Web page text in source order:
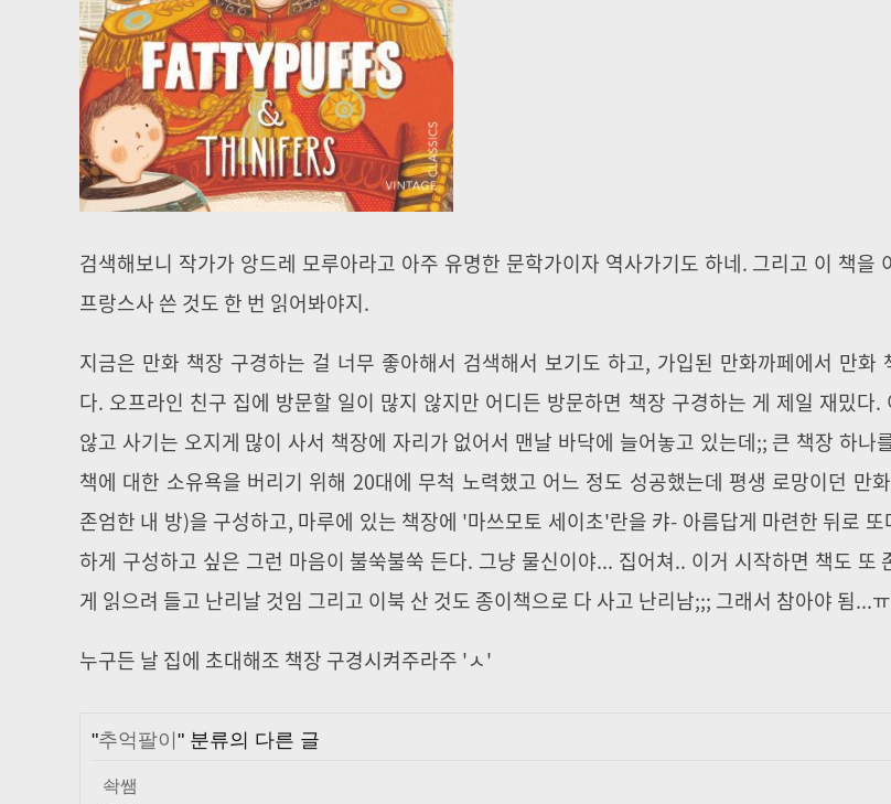
검색해보니 작가가 앙드레 모루아라고 아주 유명한 문학가이자 역사가기도 하네. 그리고 이 책을
프랑스사 쓴 것도 한 번 읽어봐야지.
지금은 만화 책장 구경하는 걸 너무 좋아해서 검색해서 보기도 하고, 가입된 만화까페에서 만화
다. 오프라인 친구 집에 방문할 일이 많지 않지만 어디든 방문하면 책장 구경하는 게 제일 재밌다.
않고 사기는 오지게 많이 사서 책장에 자리가 없어서 맨날 바닥에 늘어놓고 있는데;; 큰 책장 하나
책에 대한 소유욕을 버리기 위해 20대에 무척 노력했고 어느 정도 성공했는데 평생 로망이던 만
존엄한 내 방)을 구성하고, 마루에 있는 책장에 '마쓰모토 세이초'란을 캬- 아름답게 마련한 뒤로 또
하게 구성하고 싶은 그런 마음이 불쑥불쑥 든다. 그냥 물신이야... 집어쳐.. 이거 시작하면 책도 또
게 읽으려 들고 난리날 것임 그리고 이북 산 것도 종이책으로 다 사고 난리남;;; 그래서 참아야 됨...
누구든 날 집에 초대해조 책장 구경시켜주라주 'ㅅ'
"추억팔이" 분류의 다른 글
솩쌤